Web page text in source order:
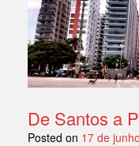
De Santos a
Posted on 17 de